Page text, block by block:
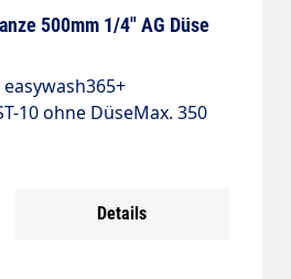
500mm 1/4" AG Düse
10 ohne DüseMax. 350
500 mmEingang: 1/4"
Details